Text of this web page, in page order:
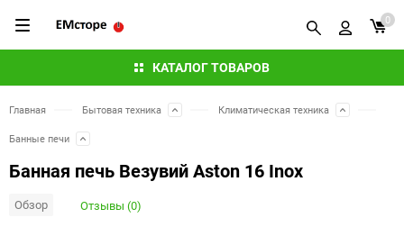
КАТАЛОГ ТОВАРОВ
0
Главная Бытовая техника Климатическая техника
Банные печи
Банная печь Везувий Aston 16 Inox
Обзор Отзывы (0)